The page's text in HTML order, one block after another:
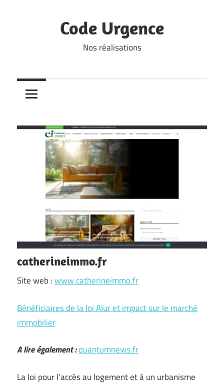
Code Urgence
Nos réalisations
catherineimmo.fr
Site web :www.catherineimmo.fr
Bénéficiaires de la loi Alur et impact sur le marché
immobilier
A lire également :quantumnews.fr
La loi pour l’accès au logement et à un urbanisme